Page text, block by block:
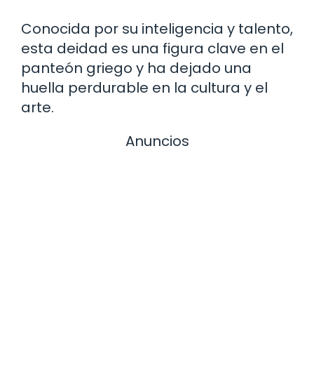
Conocida por su inteligencia y talento,
esta deidad es una figura clave en el
panteón griego y ha dejado una
huella perdurable en la cultura y el
arte.
Anuncios